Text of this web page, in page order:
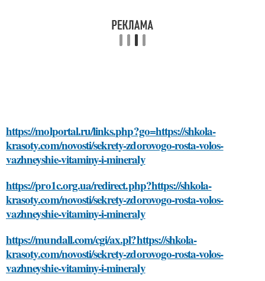
https://molportal.ru/links.php?go=https://shkola-
krasoty.com/novosti/sekrety-zdorovogo-rosta-volos-
vazhneyshie-vitaminy-i-mineraly
https://pro1c.org.ua/redirect.php?https://shkola-
krasoty.com/novosti/sekrety-zdorovogo-rosta-volos-
vazhneyshie-vitaminy-i-mineraly
https://mundall.com/cgi/ax.pl?https://shkola-
krasoty.com/novosti/sekrety-zdorovogo-rosta-volos-
vazhneyshie-vitaminy-i-mineraly